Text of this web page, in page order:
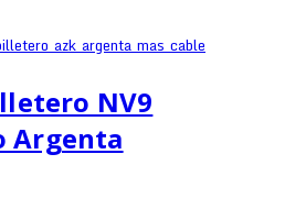
NV9
Argenta